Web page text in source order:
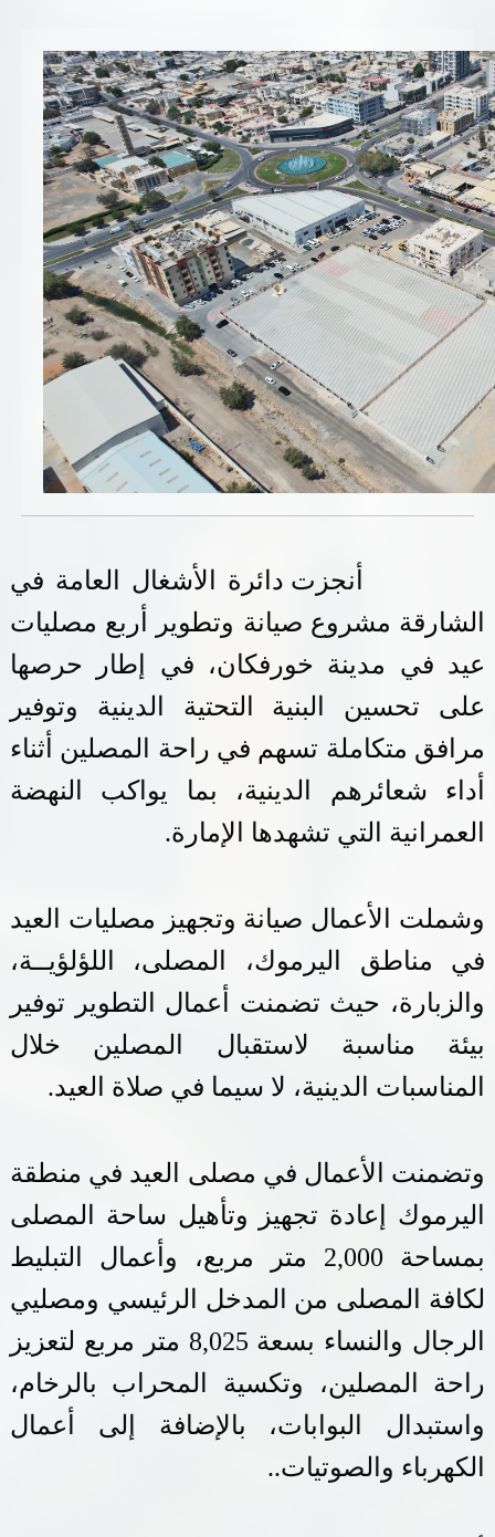
الأسئلة الشائعة
سياسة النظام الإداري المتكامل
جوائز و شهادات
الميثاق
سياسة أمن المعلومات
سياسة الموردين و المشتريات
سياسة نظام إدارة المرافق
مشاريع الدائرة
المنشآت العمرانية
التحقق من حالة معاملة
خدمات الأفراد
خدمات الشركات
خدمات الجهات الحكومية
خدمات الموظفين
المكتبة الإلكترونية
Vendor Portal - منصة الشركات
أنجزت دائرة الأشغال العامة في
الشارقة مشروع صيانة وتطوير أربع مصليات
عيد في مدينة خورفكان، في إطار حرصها
على تحسين البنية التحتية الدينية وتوفير
مرافق متكاملة تسهم في راحة المصلين أثناء
أداء شعائرهم الدينية، بما يواكب النهضة
العمرانية التي تشهدها الإمارة.
وشملت الأعمال صيانة وتجهيز مصليات العيد
في مناطق اليرموك، المصلى، اللؤلؤيــة،
والزبارة، حيث تضمنت أعمال التطوير توفير
بيئة مناسبة لاستقبال المصلين خلال
المناسبات الدينية، لا سيما في صلاة العيد.
وتضمنت الأعمال في مصلى العيد في منطقة
اليرموك إعادة تجهيز وتأهيل ساحة المصلى
بمساحة 2,000 متر مربع، وأعمال التبليط
لكافة المصلى من المدخل الرئيسي ومصليي
الرجال والنساء بسعة 8,025 متر مربع لتعزيز
راحة المصلين، وتكسية المحراب بالرخام،
واستبدال البوابات، بالإضافة إلى أعمال
الكهرباء والصوتيات..